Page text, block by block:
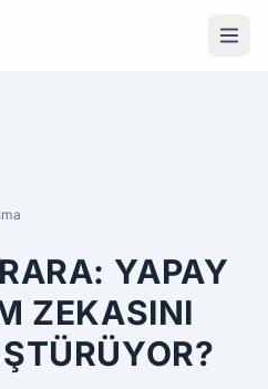
YAPAY
ZEKASINI